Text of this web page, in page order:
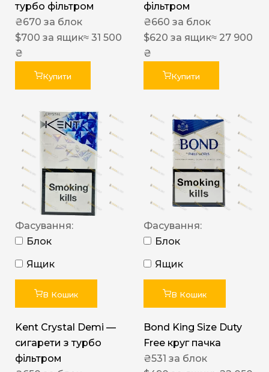
турбо фільтром
₴670 за блок
$700 за ящик≈ 31 500
₴
Купити
фільтром
₴660 за блок
$620 за ящик≈ 27 900
₴
Купити
Фасування:
Блок
Ящик
В Кошик
Kent Crystal Demi —
сигарети з турбо
фільтром
Фасування:
Блок
Ящик
В Кошик
Bond King Size Duty
Free круг пачка
₴531 за блок